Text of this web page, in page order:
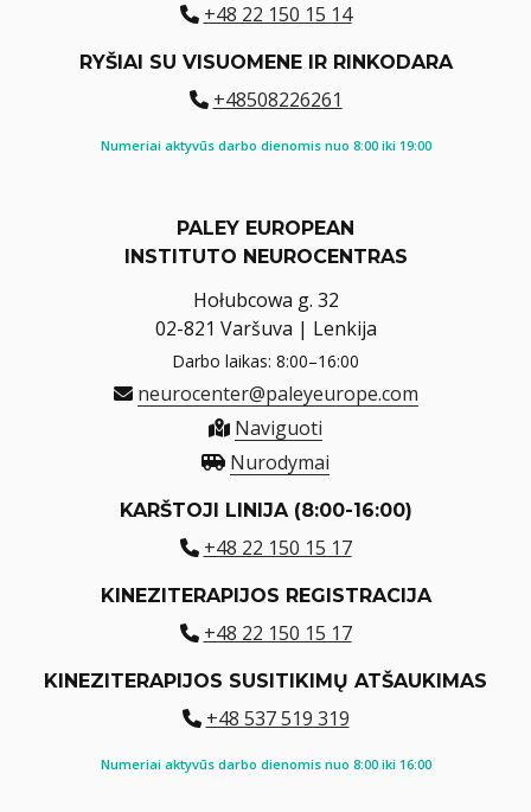
+48 22 150 15 14
RYŠIAI SU VISUOMENE IR RINKODARA
+48508226261
Numeriai aktyvūs darbo dienomis nuo 8:00 iki 19:00
PALEY EUROPEAN
INSTITUTO NEUROCENTRAS
Hołubcowa g. 32
02-821 Varšuva | Lenkija
Darbo laikas: 8:00–16:00
neurocenter@paleyeurope.com
Naviguoti
Nurodymai
KARŠTOJI LINIJA (8:00-16:00)
+48 22 150 15 17
KINEZITERAPIJOS REGISTRACIJA
+48 22 150 15 17
KINEZITERAPIJOS SUSITIKIMŲ ATŠAUKIMAS
+48 537 519 319
Numeriai aktyvūs darbo dienomis nuo 8:00 iki 16:00